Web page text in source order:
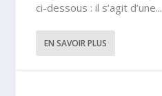
ci-dessous : il s’agit d’une...
EN SAVOIR PLUS